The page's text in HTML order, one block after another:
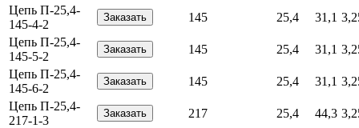
Цепь П-25,4-
145-4-2
145 25,4 31,1
Цепь П-25,4-
145-5-2
145 25,4 31,1
Цепь П-25,4-
145-6-2
145 25,4 31,1
Цепь П-25,4-
217-1-3
217 25,4 44,3